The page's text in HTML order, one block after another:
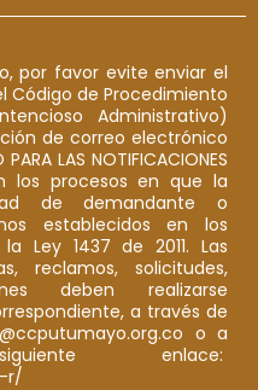
por favor evite enviar el
Código de Procedimiento
Administrativo)
de correo electrónico
LAS NOTIFICACIONES
los procesos en que la
de demandante o
establecidos en los
Ley 1437 de 2011. Las
reclamos, solicitudes,
deben realizarse
a través de
o a
enlace:
r/